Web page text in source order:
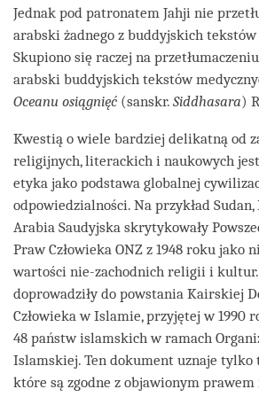
Jednak pod patronatem Jahji nie
arabski żadnego z buddyjskich
Skupiono się raczej na
arabski buddyjskich tekstów
Oceanu osiągnięć (sanskr. Siddhasara)
Kwestią o wiele bardziej delikatną od
religijnych, literackich i naukowych
etyka jako podstawa globalnej
odpowiedzialności. Na przykład
Arabia Saudyjska skrytykowały
Praw Człowieka ONZ z 1948 roku jako
wartości nie-zachodnich religii i kultur.
doprowadziły do powstania Kairskiej
Człowieka w Islamie, przyjętej w 1990
48 państw islamskich w ramach
Islamskiej. Ten dokument uznaje tylko
które są zgodne z objawionym